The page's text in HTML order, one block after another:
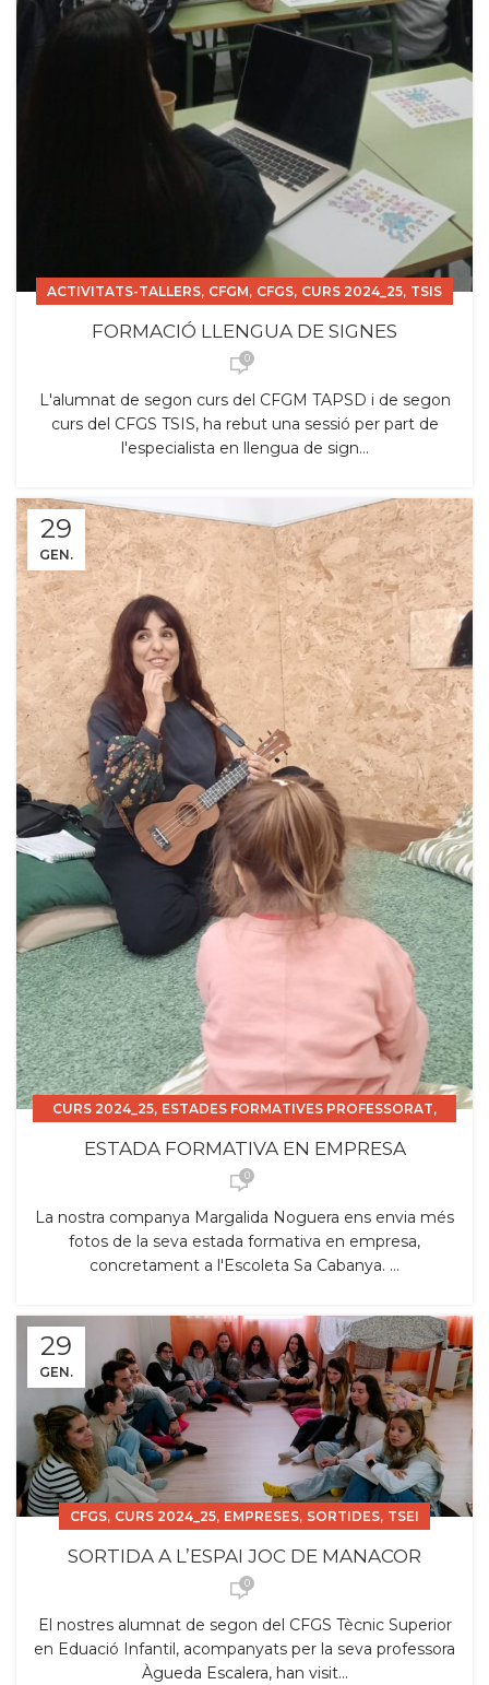
ACTIVITATS-TALLERS, CFGM, CFGS, CURS 2024_25, TSIS
FORMACIÓ LLENGUA DE SIGNES
0
L'alumnat de segon curs del CFGM TAPSD i de segon
curs del CFGS TSIS, ha rebut una sessió per part de
l'especialista en llengua de sign...
29
GEN.
CURS 2024_25, ESTADES FORMATIVES PROFESSORAT,
ESTADA FORMATIVA EN EMPRESA
0
La nostra companya Margalida Noguera ens envia més
fotos de la seva estada formativa en empresa,
concretament a l'Escoleta Sa Cabanya. ...
29
GEN.
CFGS, CURS 2024_25, EMPRESES, SORTIDES, TSEI
SORTIDA A L’ESPAI JOC DE MANACOR
0
El nostres alumnat de segon del CFGS Tècnic Superior
en Eduació Infantil, acompanyats per la seva professora
Àgueda Escalera, han visit...